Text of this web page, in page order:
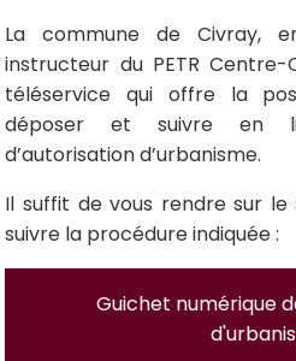
La commune de Civray,
instructeur du PETR
téléservice qui offre la
déposer et suivre en
d’autorisation d’urbanisme.
Il suffit de vous rendre sur
suivre la procédure indiquée :
Guichet numérique